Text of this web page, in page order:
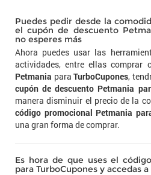
Puedes pedir desde la
el cupón de descuento
no esperes más
Ahora puedes usar las
actividades, entre ellas comprar
Petmania para TurboCupones,
cupón de descuento Petmania
manera disminuir el precio de la
código promocional Petmania
una gran forma de comprar.
Es hora de que uses el
para TurboCupones y accedas